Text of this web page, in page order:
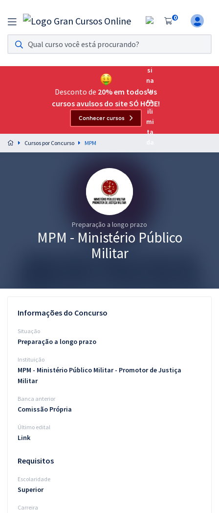
0
Assinatura Ilimitada 11
Acesso a todos os cursos. Teste grátis por 7 dias!
Assinatura OAB Até Passar
Acesso ilimitado a toda preparação para o Exame da
Preparação completa e intensiva para as principais
residências em saúde do Brasil
Conteúdo gratuito
Blog
Aprovados
Atendimento
Desconto de 20% em todos os
cursos avulsos do site SÓ HOJE!
Conhecer cursos
Cursos por Concurso MPM
Preparação a longo prazo
MPM - Ministério Público
Militar
Informações do Concurso
Situação
Preparação a longo prazo
Instituição
MPM - Ministério Público Militar - Promotor de Justiça
Militar
Banca anterior
Comissão Própria
Último edital
Link
Requisitos
Escolaridade
Superior
Carreira